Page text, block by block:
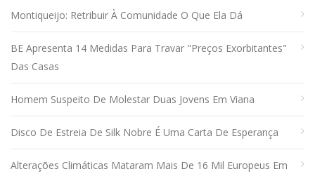
Montiqueijo: Retribuir À Comunidade O Que Ela Dá
BE Apresenta 14 Medidas Para Travar "preços Exorbitantes"
Das Casas
Homem Suspeito De Molestar Duas Jovens Em Viana
Disco De Estreia De Silk Nobre É Uma Carta De Esperança
Alterações Climáticas Mataram Mais De 16 Mil Europeus Em